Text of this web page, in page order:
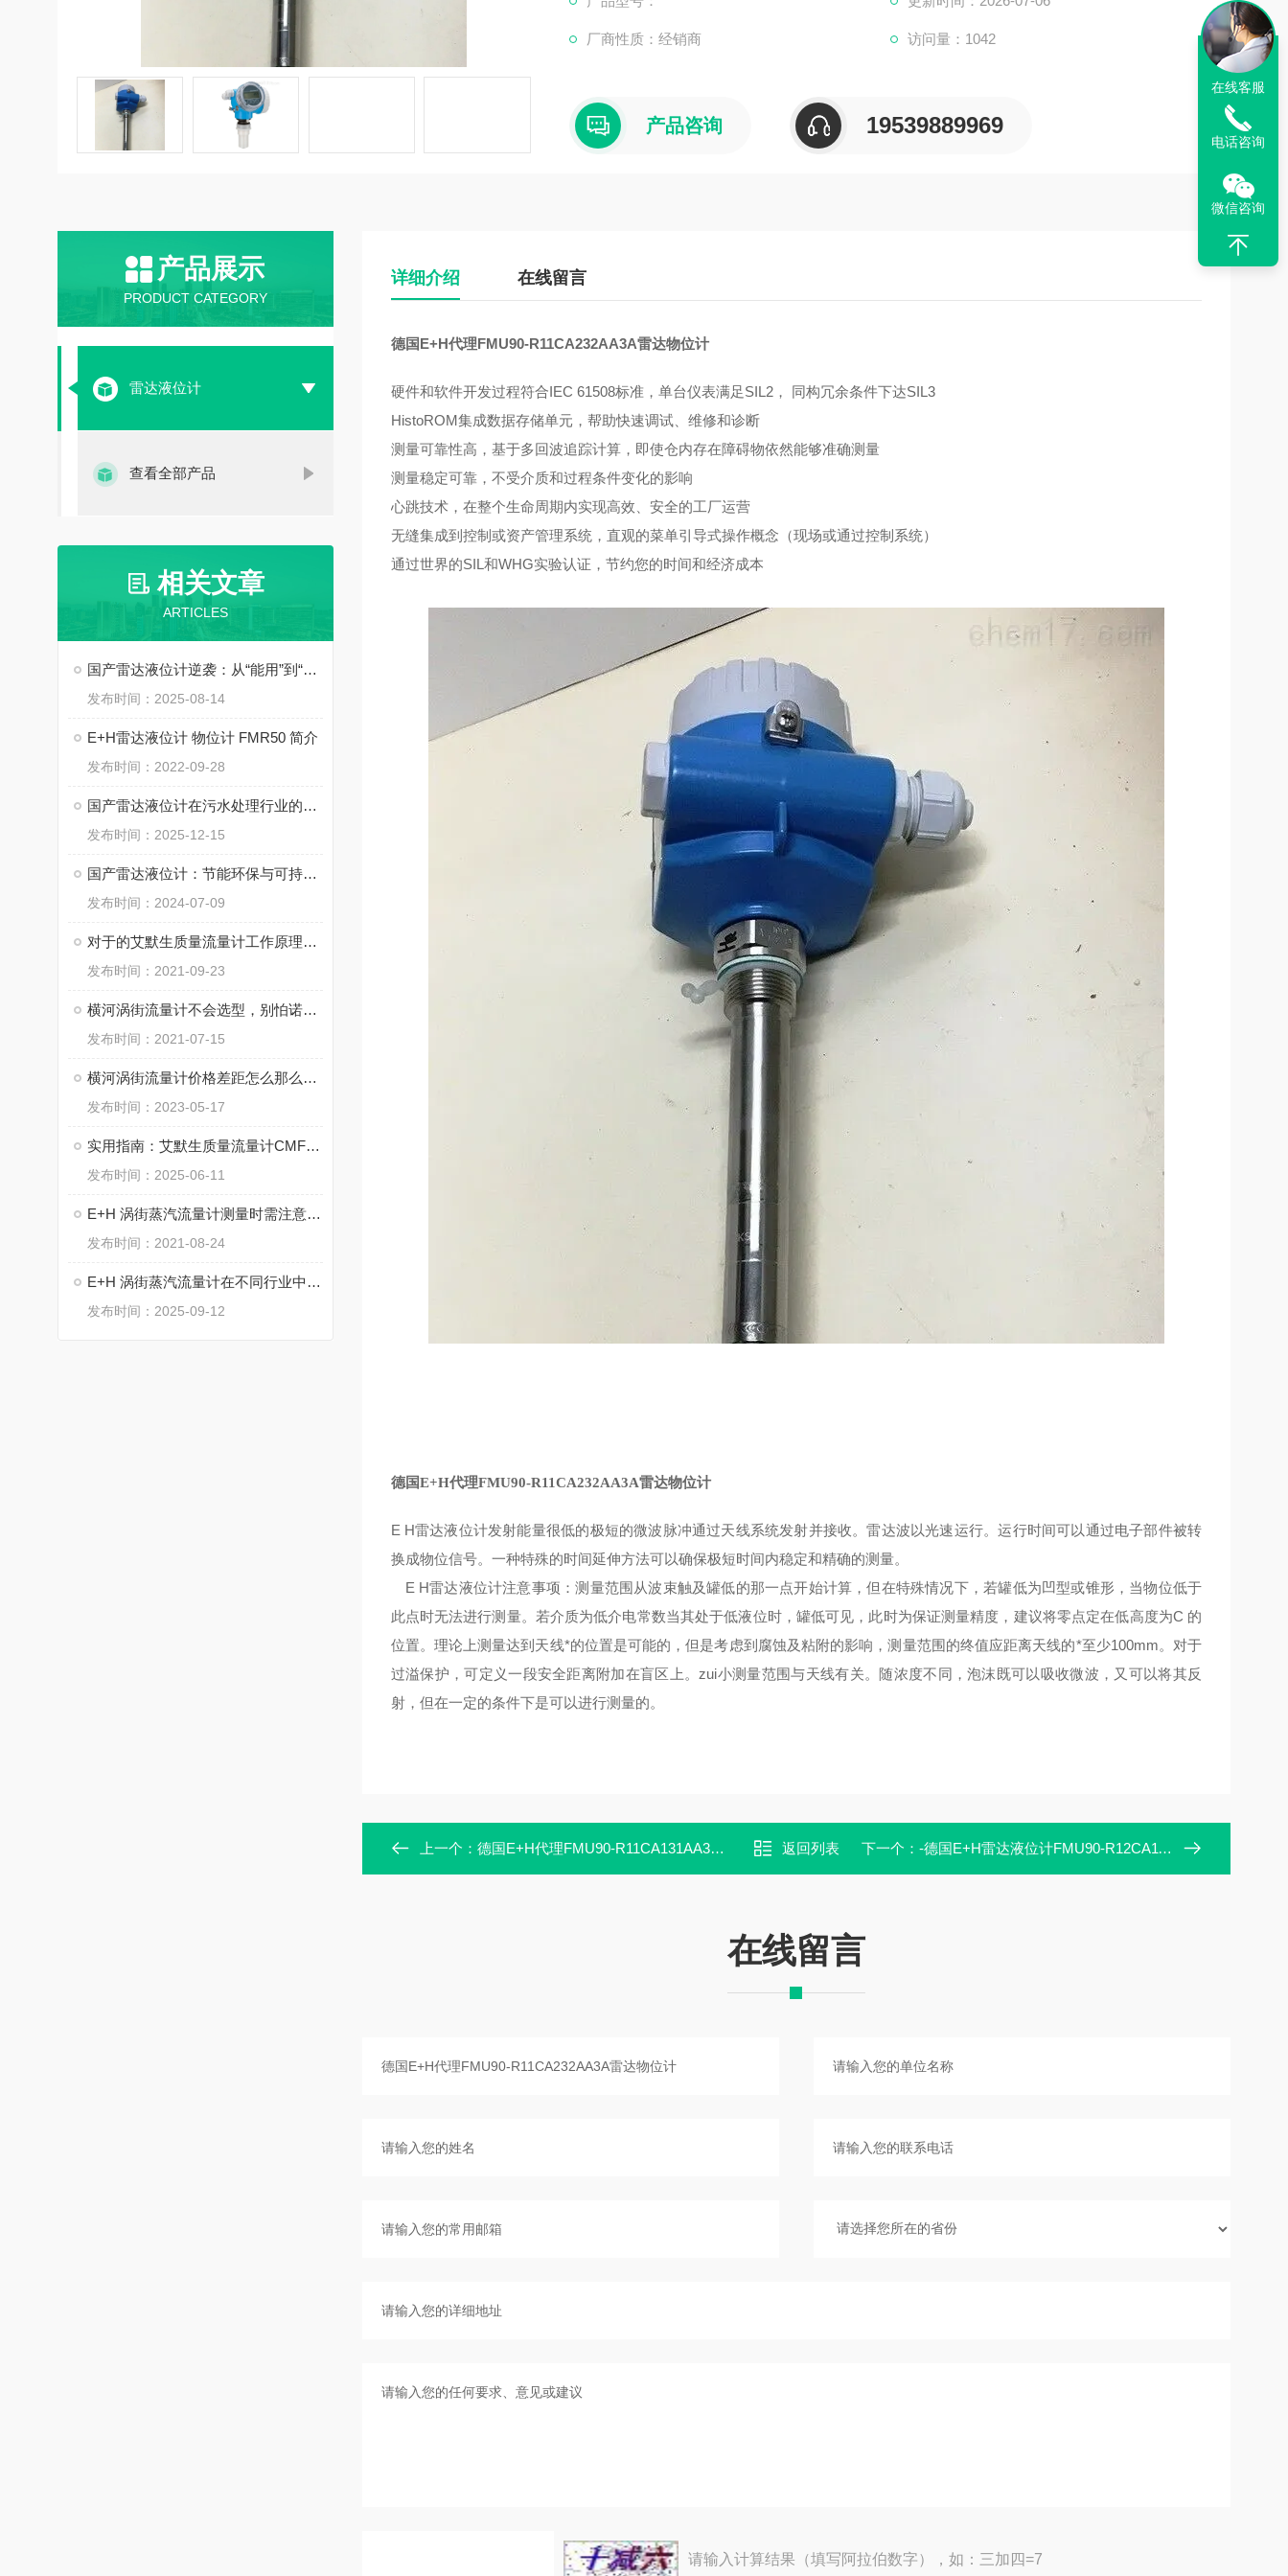
厂商性质：经销商 访问量：1042
产品咨询 19539889969
产品展示
PRODUCT CATEGORY
雷达液位计
查看全部产品
相关文章
ARTICLES
国产雷达液位计逆袭：从“能用”到“好用”的跨越
发布时间：2025-08-14
E+H雷达液位计 物位计 FMR50 简介
发布时间：2022-09-28
国产雷达液位计在污水处理行业的普及应用
发布时间：2025-12-15
国产雷达液位计：节能环保与可持续发展
发布时间：2024-07-09
对于的艾默生质量流量计工作原理，您知道吗？
发布时间：2021-09-23
横河涡街流量计不会选型，别怕诺泰自动化来教你！
发布时间：2021-07-15
横河涡街流量计价格差距怎么那么大？
发布时间：2023-05-17
实用指南：艾默生质量流量计CMF系列的正确安装方法
发布时间：2025-06-11
E+H 涡街蒸汽流量计测量时需注意的5个要点说明
发布时间：2021-08-24
E+H 涡街蒸汽流量计在不同行业中的广泛应用
发布时间：2025-09-12
详细介绍 在线留言
德国E+H代理FMU90-R11CA232AA3A雷达物位计
硬件和软件开发过程符合IEC 61508标准，单台仪表满足SIL2， 同构冗余条件下达SIL3
HistoROM集成数据存储单元，帮助快速调试、维修和诊断
测量可靠性高，基于多回波追踪计算，即使仓内存在障碍物依然能够准确测量
测量稳定可靠，不受介质和过程条件变化的影响
心跳技术，在整个生命周期内实现高效、安全的工厂运营
无缝集成到控制或资产管理系统，直观的菜单引导式操作概念（现场或通过控制系统）
通过世界的SIL和WHG实验认证，节约您的时间和经济成本
德国E+H代理FMU90-R11CA232AA3A雷达物位计
E H雷达液位计发射能量很低的极短的微波脉冲通过天线系统发射并接收。雷达波以光速运行。运行时间可以通过电子部件被转
换成物位信号。一种特殊的时间延伸方法可以确保极短时间内稳定和精确的测量。
E H雷达液位计注意事项：测量范围从波束触及罐低的那一点开始计算，但在特殊情况下，若罐低为凹型或锥形，当物位低于
此点时无法进行测量。若介质为低介电常数当其处于低液位时，罐低可见，此时为保证测量精度，建议将零点定在低高度为C 的
位置。理论上测量达到天线*的位置是可能的，但是考虑到腐蚀及粘附的影响，测量范围的终值应距离天线的*至少100mm。对于
过溢保护，可定义一段安全距离附加在盲区上。zui小测量范围与天线有关。随浓度不同，泡沫既可以吸收微波，又可以将其反
射，但在一定的条件下是可以进行测量的。
上一个： 德国E+H代理FMU90-R11CA131AA3A雷达物位计 返回列表 下一个： -德国E+H雷达液位计FMU90-R12CA111AA3A
在线留言
请输入计算结果（填写阿拉伯数字），如：三加四=7
在线客服
电话咨询
微信咨询